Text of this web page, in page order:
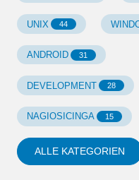
UNIX 44
ANDROID 31
DEVELOPMENT 28
NAGIOSICINGA 15
ALLE KATEGORIEN